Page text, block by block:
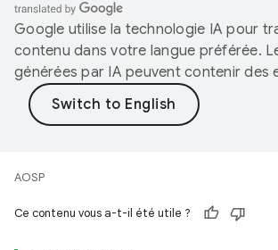
Google utilise la technologie IA pour
contenu dans votre langue préférée.
générées par IA peuvent contenir des
AOSP
Ce contenu vous a-t-il été utile ?